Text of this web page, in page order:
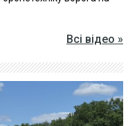
Всі відео »